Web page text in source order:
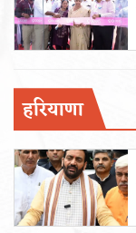
हरियाणा